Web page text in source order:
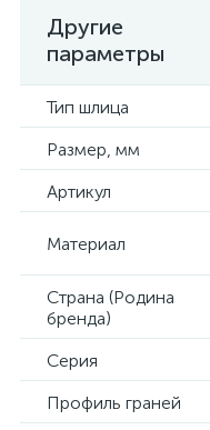
Другие
параметры
Тип шлица
Размер, мм
Артикул
Материал
Страна (Родина
бренда)
Серия
Профиль граней